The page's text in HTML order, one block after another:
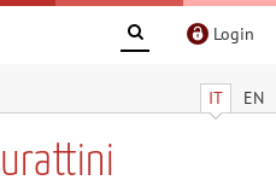
Login
IT EN